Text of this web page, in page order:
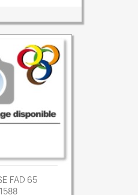
FAD 65